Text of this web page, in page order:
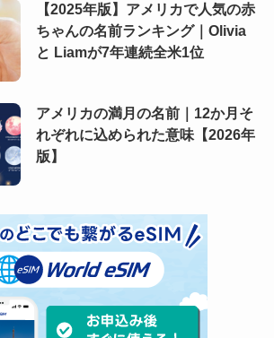
【2025年版】アメリカで人気の赤
ちゃんの名前ランキング｜Olivia
と Liamが7年連続全米1位
アメリカの満月の名前｜12か月そ
れぞれに込められた意味【2026年
版】